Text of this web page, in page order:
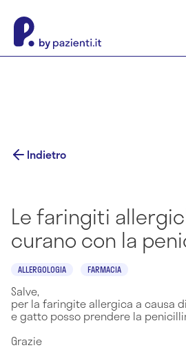
Indietro
Le faringiti
curano con la
ALLERGOLOGIA FARMACIA
Salve,
per la faringite allergica a causa
e gatto posso prendere la
Grazie